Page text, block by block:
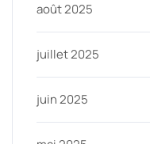
août 2025
juillet 2025
juin 2025